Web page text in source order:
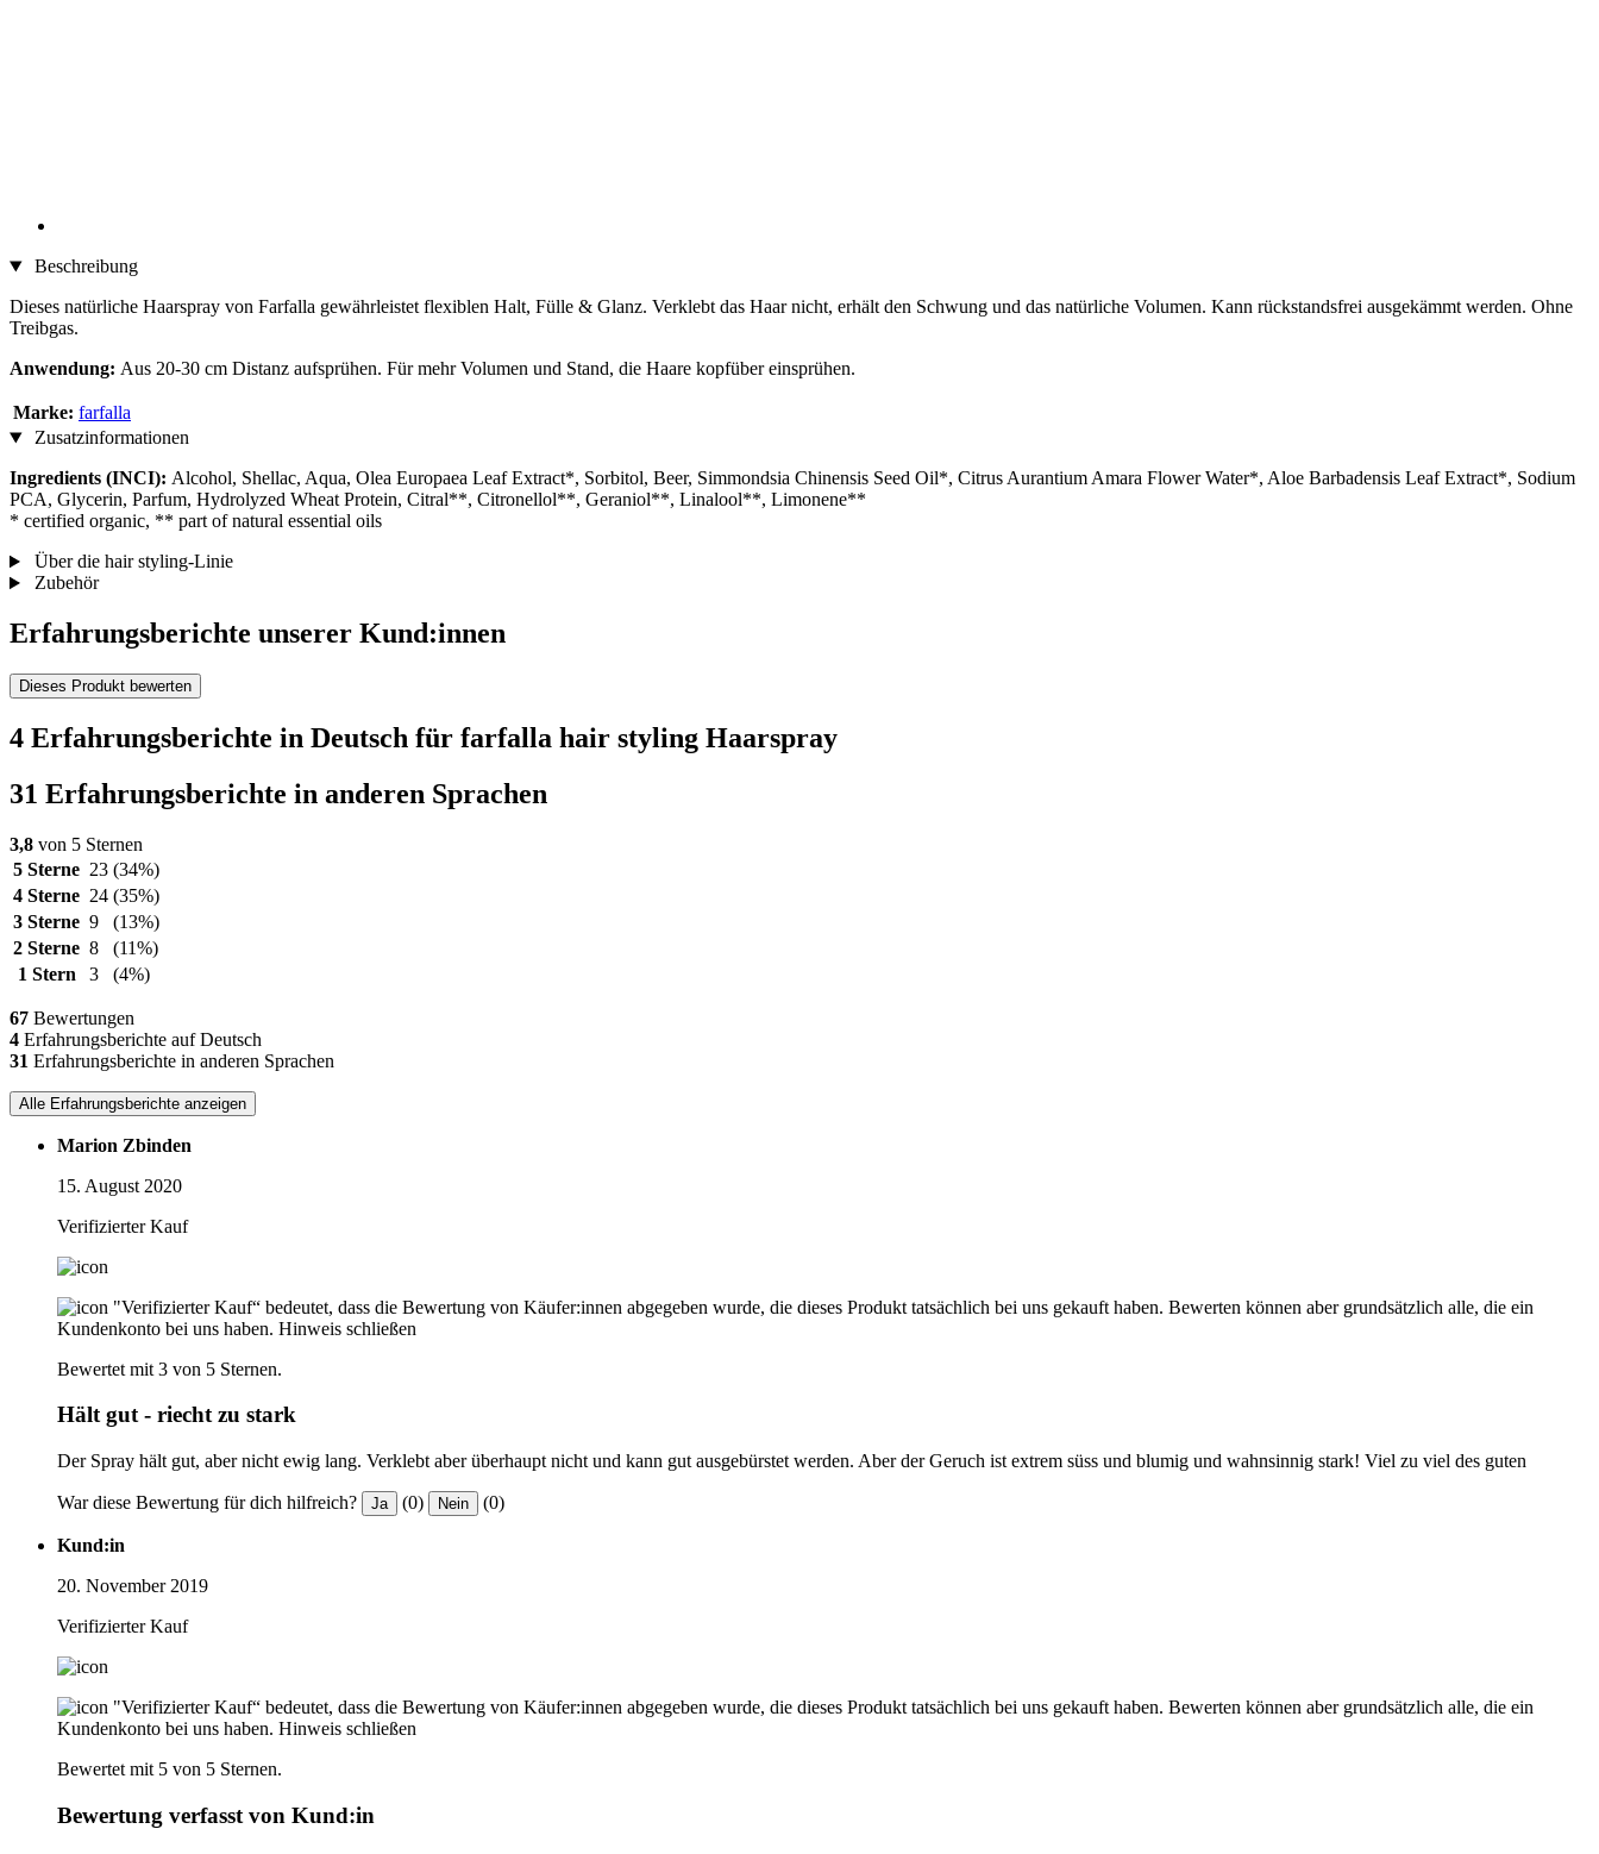
Beschreibung
Dieses natürliche Haarspray von Farfalla gewährleistet flexiblen Halt, Fülle & Glanz. Verklebt das Haar nicht, erhält den Schwung und das natürliche Volumen. Kann rückstandsfrei ausgekämmt werden. Ohne
Treibgas.
Anwendung: Aus 20-30 cm Distanz aufsprühen. Für mehr Volumen und Stand, die Haare kopfüber einsprühen.
Marke: farfalla
Zusatzinformationen
Ingredients (INCI): Alcohol, Shellac, Aqua, Olea Europaea Leaf Extract*, Sorbitol, Beer, Simmondsia Chinensis Seed Oil*, Citrus Aurantium Amara Flower Water*, Aloe Barbadensis Leaf Extract*, Sodium
PCA, Glycerin, Parfum, Hydrolyzed Wheat Protein, Citral**, Citronellol**, Geraniol**, Linalool**, Limonene**
* certified organic, ** part of natural essential oils
Über die hair styling-Linie
Zubehör
Erfahrungsberichte unserer Kund:innen
Dieses Produkt bewerten
4 Erfahrungsberichte in Deutsch für farfalla hair styling Haarspray
31 Erfahrungsberichte in anderen Sprachen
3,8 von 5 Sternen
5 Sterne 23 (34%)
4 Sterne 24 (35%)
3 Sterne 9
(13%)
2 Sterne 8
(11%)
1 Stern
3 (4%)
67 Bewertungen
4 Erfahrungsberichte auf Deutsch
31 Erfahrungsberichte in anderen Sprachen
Alle Erfahrungsberichte anzeigen
Marion Zbinden
15. August 2020
Verifizierter Kauf
"Verifizierter Kauf“ bedeutet, dass die Bewertung von Käufer:innen abgegeben wurde, die dieses Produkt tatsächlich bei uns gekauft haben. Bewerten können aber grundsätzlich alle, die ein
Kundenkonto bei uns haben. Hinweis schließen
Bewertet mit 3 von 5 Sternen.
Hält gut - riecht zu stark
Der Spray hält gut, aber nicht ewig lang. Verklebt aber überhaupt nicht und kann gut ausgebürstet werden. Aber der Geruch ist extrem süss und blumig und wahnsinnig stark! Viel zu viel des guten
War diese Bewertung für dich hilfreich? Ja (0) Nein (0)
Kund:in
20. November 2019
Verifizierter Kauf
"Verifizierter Kauf“ bedeutet, dass die Bewertung von Käufer:innen abgegeben wurde, die dieses Produkt tatsächlich bei uns gekauft haben. Bewerten können aber grundsätzlich alle, die ein
Kundenkonto bei uns haben. Hinweis schließen
Bewertet mit 5 von 5 Sternen.
Bewertung verfasst von Kund:in